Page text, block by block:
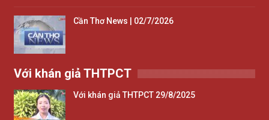
Cần Thơ News | 02/7/2026
Với khán giả THTPCT
Với khán giả THTPCT 29/8/2025